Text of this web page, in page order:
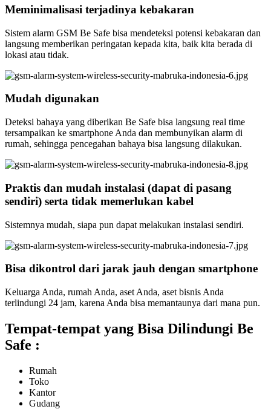
Meminimalisasi terjadinya kebakaran
Sistem alarm GSM Be Safe bisa mendeteksi potensi kebakaran dan
langsung memberikan peringatan kepada kita, baik kita berada di
lokasi atau tidak.
Mudah digunakan
Deteksi bahaya yang diberikan Be Safe bisa langsung real time
tersampaikan ke smartphone Anda dan membunyikan alarm di
rumah, sehingga pencegahan bahaya bisa langsung dilakukan.
Praktis dan mudah instalasi (dapat di pasang
sendiri) serta tidak memerlukan kabel
Sistemnya mudah, siapa pun dapat melakukan instalasi sendiri.
Bisa dikontrol dari jarak jauh dengan smartphone
Keluarga Anda, rumah Anda, aset Anda, aset bisnis Anda
terlindungi 24 jam, karena Anda bisa memantaunya dari mana pun.
Tempat-tempat yang Bisa Dilindungi Be
Safe :
Rumah
Toko
Kantor
Gudang